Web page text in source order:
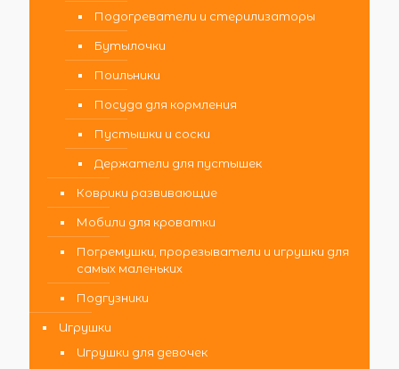
Подогреватели и стерилизаторы
Бутылочки
Поильники
Посуда для кормления
Пустышки и соски
Держатели для пустышек
Коврики развивающие
Мобили для кроватки
Погремушки, прорезыватели и игрушки для
самых маленьких
Подгузники
Игрушки
Игрушки для девочек